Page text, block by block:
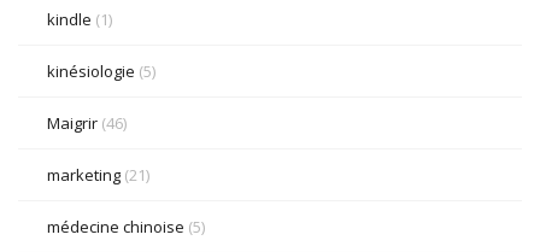
kindle (1)
kinésiologie (5)
Maigrir (46)
marketing (21)
médecine chinoise (5)